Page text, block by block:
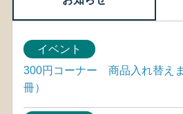
イベント
300円コーナー 商品入れ替え
冊）